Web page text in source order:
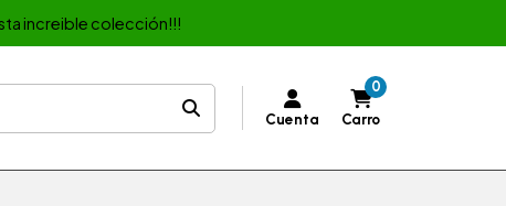
increible colección!!!
Cuenta
0
Carro